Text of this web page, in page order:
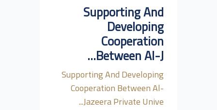
Supporting And
Developing
Cooperation
Between Al-J...
Supporting And Developing
Cooperation Between Al-
Jazeera Private Unive...